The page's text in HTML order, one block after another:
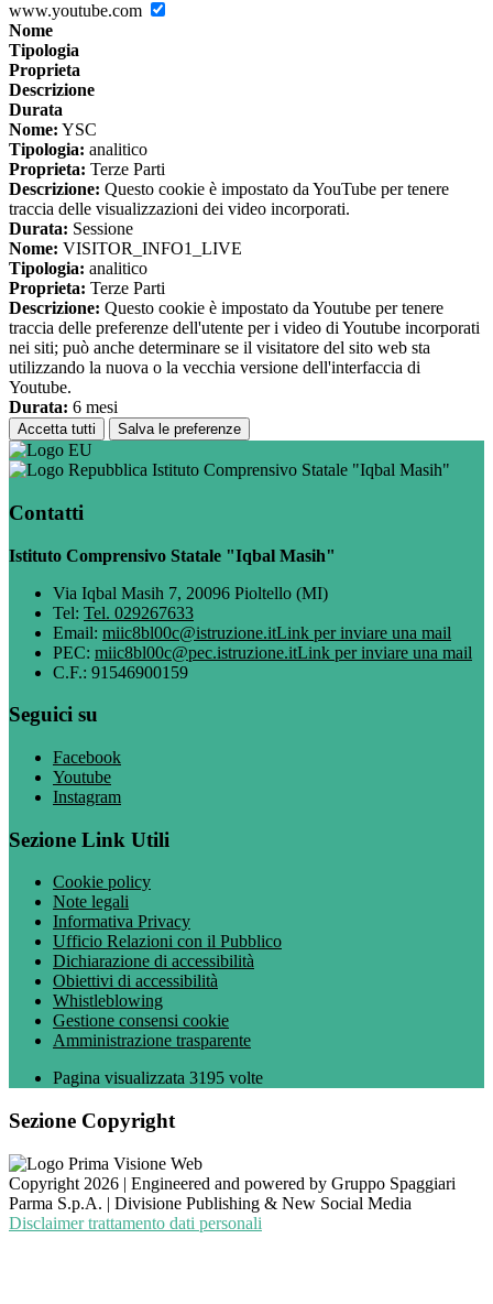
www.youtube.com
Nome
Tipologia
Proprieta
Descrizione
Durata
Nome: YSC
Tipologia: analitico
Proprieta: Terze Parti
Descrizione: Questo cookie è impostato da YouTube per tenere
traccia delle visualizzazioni dei video incorporati.
Durata: Sessione
Nome: VISITOR_INFO1_LIVE
Tipologia: analitico
Proprieta: Terze Parti
Descrizione: Questo cookie è impostato da Youtube per tenere
traccia delle preferenze dell'utente per i video di Youtube incorporati
nei siti; può anche determinare se il visitatore del sito web sta
utilizzando la nuova o la vecchia versione dell'interfaccia di
Youtube.
Durata: 6 mesi
Accetta tutti Salva le preferenze
Istituto Comprensivo Statale "Iqbal Masih"
Contatti
Istituto Comprensivo Statale "Iqbal Masih"
Via Iqbal Masih 7, 20096 Pioltello (MI)
Tel: Tel. 029267633
Email: miic8bl00c@istruzione.itLink per inviare una mail
PEC: miic8bl00c@pec.istruzione.itLink per inviare una mail
C.F.: 91546900159
Seguici su
Facebook
Youtube
Instagram
Sezione Link Utili
Cookie policy
Note legali
Informativa Privacy
Ufficio Relazioni con il Pubblico
Dichiarazione di accessibilità
Obiettivi di accessibilità
Whistleblowing
Gestione consensi cookie
Amministrazione trasparente
Pagina visualizzata 3195 volte
Sezione Copyright
Copyright 2026 | Engineered and powered by Gruppo Spaggiari
Parma S.p.A. | Divisione Publishing & New Social Media
Disclaimer trattamento dati personali